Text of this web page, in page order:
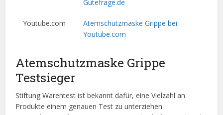
Gutefrage.de
Youtube.com
Atemschutzmaske Grippe bei
Youtube.com
Atemschutzmaske Grippe
Testsieger
Stiftung Warentest ist bekannt dafür, eine Vielzahl an
Produkte einem genauen Test zu unterziehen.